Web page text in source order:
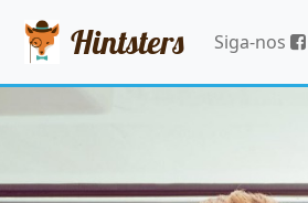
Hintsters Siga-nos